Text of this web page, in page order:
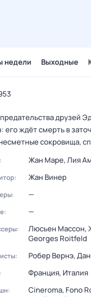
недели Выходные
друзей
его ждёт смерть в
сокровища,
Жан Маре,Лия
Жан Винер
—
—
Люсьен Массон,
Georges Roitfeld
Робер Вернэ,
Франция, Италия
Cineroma, Fono